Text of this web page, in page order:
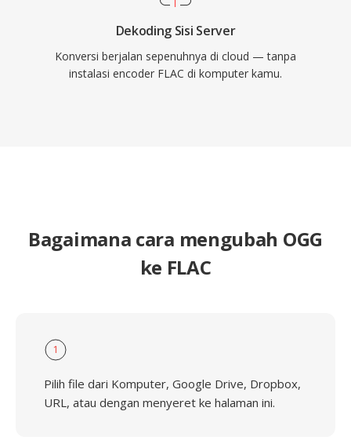
Dekoding Sisi Server
Konversi berjalan sepenuhnya di cloud — tanpa
instalasi encoder FLAC di komputer kamu.
Bagaimana cara mengubah OGG
ke FLAC
1
Pilih file dari Komputer, Google Drive, Dropbox,
URL, atau dengan menyeret ke halaman ini.